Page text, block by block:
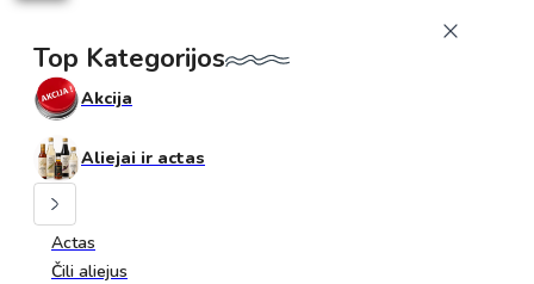
Top Kategorijos
Akcija
Aliejai ir actas
Actas
Čili aliejus